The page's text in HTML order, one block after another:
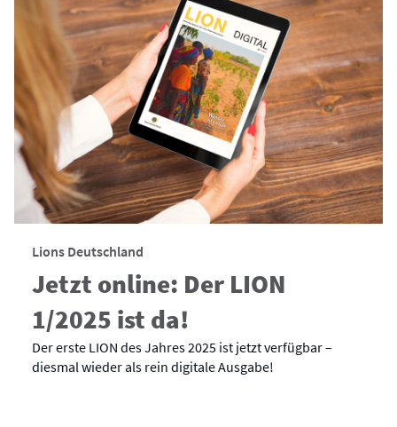
Lions Deutschland
Jetzt online: Der LION
1/2025 ist da!
Der erste LION des Jahres 2025 ist jetzt verfügbar –
diesmal wieder als rein digitale Ausgabe!